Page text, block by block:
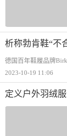
析称勃肯鞋“不
步的复苏
德国百年鞋履品牌
当天收盘股价大跌
的，但时
2023-10-19 11:06
定义户外羽绒